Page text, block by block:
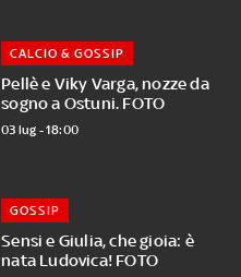
Pellè e Viky Varga, nozze da
sogno a Ostuni. FOTO
CALCIO & GOSSIP
03 lug - 18:00
Sensi e Giulia, che gioia: è
nata Ludovica! FOTO
GOSSIP